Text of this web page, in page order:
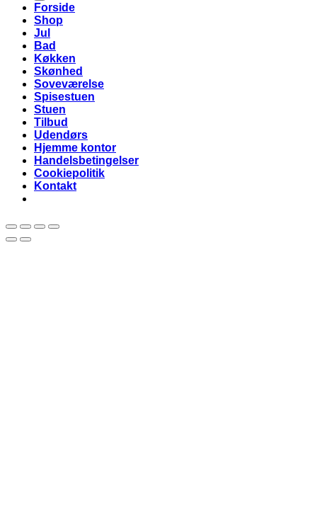
Forside
Shop
Jul
Bad
Køkken
Skønhed
Soveværelse
Spisestuen
Stuen
Tilbud
Udendørs
Hjemme kontor
Handelsbetingelser
Cookiepolitik
Kontakt